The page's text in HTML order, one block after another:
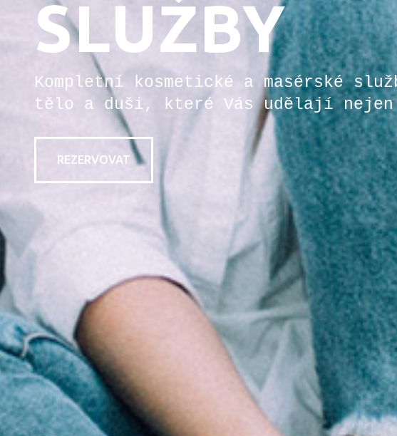
SLUŽBY
Kompletní kosmetické a masérské
tělo a duši, které Vás udělají nejen
REZERVOVAT